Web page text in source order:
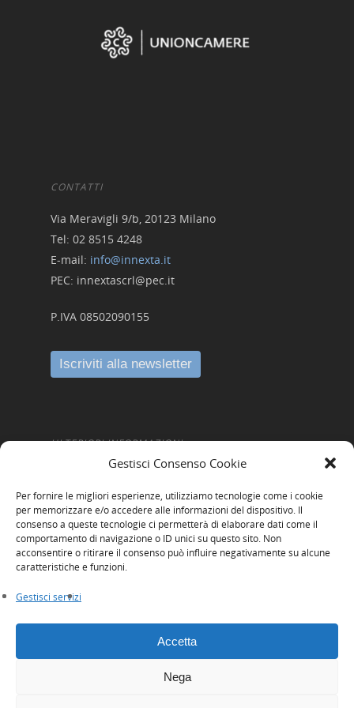
Gestisci Consenso Cookie
Per fornire le migliori esperienze, utilizziamo tecnologie come i cookie
per memorizzare e/o accedere alle informazioni del dispositivo. Il
consenso a queste tecnologie ci permetterà di elaborare dati come il
comportamento di navigazione o ID unici su questo sito. Non
acconsentire o ritirare il consenso può influire negativamente su alcune
caratteristiche e funzioni.
Gestisci servizi
Accetta
Nega
CONTATTI
Via Meravigli 9/b, 20123 Milano
Tel: 02 8515 4248
E-mail: info@innexta.it
PEC: innextascrl@pec.it
P.IVA 08502090155
ULTERIORI INFORMAZIONI
Informativa Privacy
Cookie Policy
Whistleblowing
© 2026 Innexta scrl. Tutti i diritti riservati